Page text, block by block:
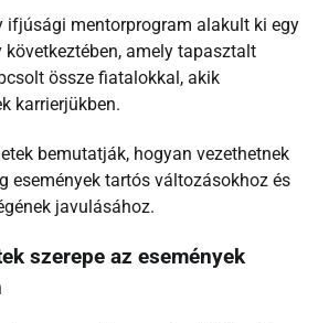
ifjúsági mentorprogram alakult ki egy
következtében, amely tapasztalt
össze fiatalokkal, akik
karrierjükben.
bemutatják, hogyan vezethetnek
események tartós változásokhoz és
javulásához.
szerepe az események